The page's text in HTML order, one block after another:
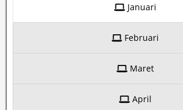
Januari
Februari
Maret
April